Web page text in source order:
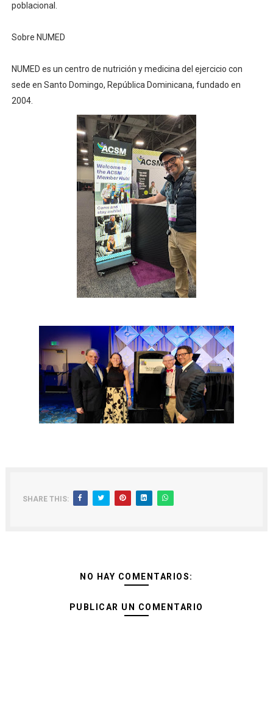
poblacional.
Sobre NUMED
NUMED es un centro de nutrición y medicina del ejercicio con
sede en Santo Domingo, República Dominicana, fundado en
2004.
SHARE THIS:
NO HAY COMENTARIOS:
PUBLICAR UN COMENTARIO